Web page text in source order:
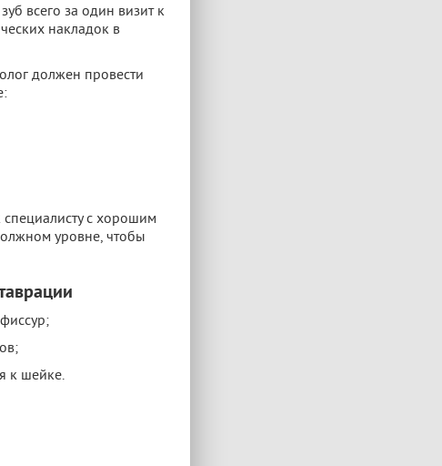
всего за один визит к
накладок в
должен провести
с хорошим
уровне, чтобы
к шейке.